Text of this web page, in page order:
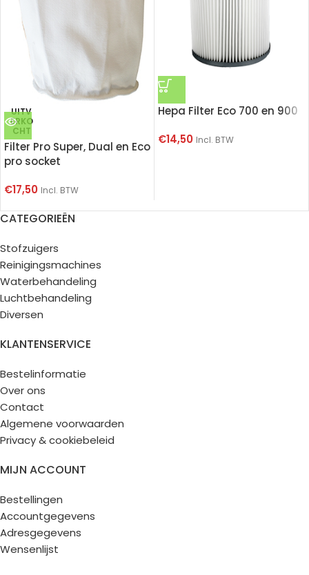
UITV
ERKO
CHT
Filter Pro Super, Dual en Eco
pro socket
€17,50 Incl. BTW
Hepa Filter Eco 700 en 900
€14,50 Incl. BTW
CATEGORIEËN
Stofzuigers
Reinigingsmachines
Waterbehandeling
Luchtbehandeling
Diversen
KLANTENSERVICE
Bestelinformatie
Over ons
Contact
Algemene voorwaarden
Privacy & cookiebeleid
MIJN ACCOUNT
Bestellingen
Accountgegevens
Adresgegevens
Wensenlijst